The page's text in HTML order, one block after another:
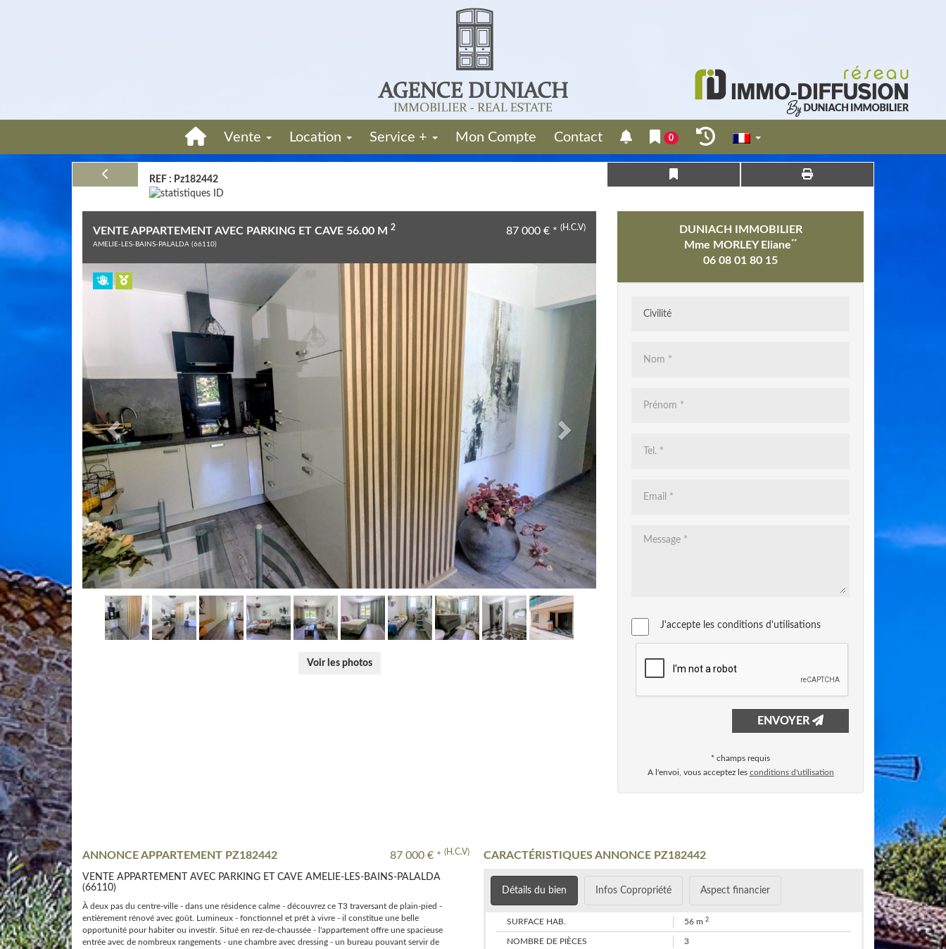
Vente Location Service + Mon Compte Contact 0
REF : Pz182442
VENTE APPARTEMENT AVEC PARKING ET CAVE 56.00 M 2
AMELIE-LES-BAINS-PALALDA (66110)
87 000 € * (H.C.V)
Previous
Voir les photos
DUNIACH IMMOBILIER
Mme MORLEY Eliane**
06 08 01 80 15
J'accepte les conditions d'utilisations
ENVOYER
* champs requis
A l'envoi, vous acceptez les conditions d'utilisation
ANNONCE APPARTEMENT PZ182442 87 000 € * (H.C.V)
VENTE APPARTEMENT AVEC PARKING ET CAVE AMELIE-LES-BAINS-PALALDA
(66110)
À deux pas du centre-ville - dans une résidence calme - découvrez ce T3 traversant de plain-pied -
entièrement rénové avec goût. Lumineux - fonctionnel et prêt à vivre - il constitue une belle
opportunité pour habiter ou investir. Situé en rez-de-chaussée - l'appartement offre une spacieuse
entrée avec de nombreux rangements - une chambre avec dressing - un bureau pouvant servir de
CARACTÉRISTIQUES ANNONCE PZ182442
Détails du bien Infos Copropriété Aspect financier
SURFACE HAB. 56 m 2
NOMBRE DE PIÈCES 3